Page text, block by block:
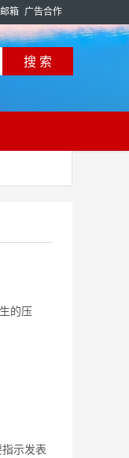
箱 广告合作
的压
示发表